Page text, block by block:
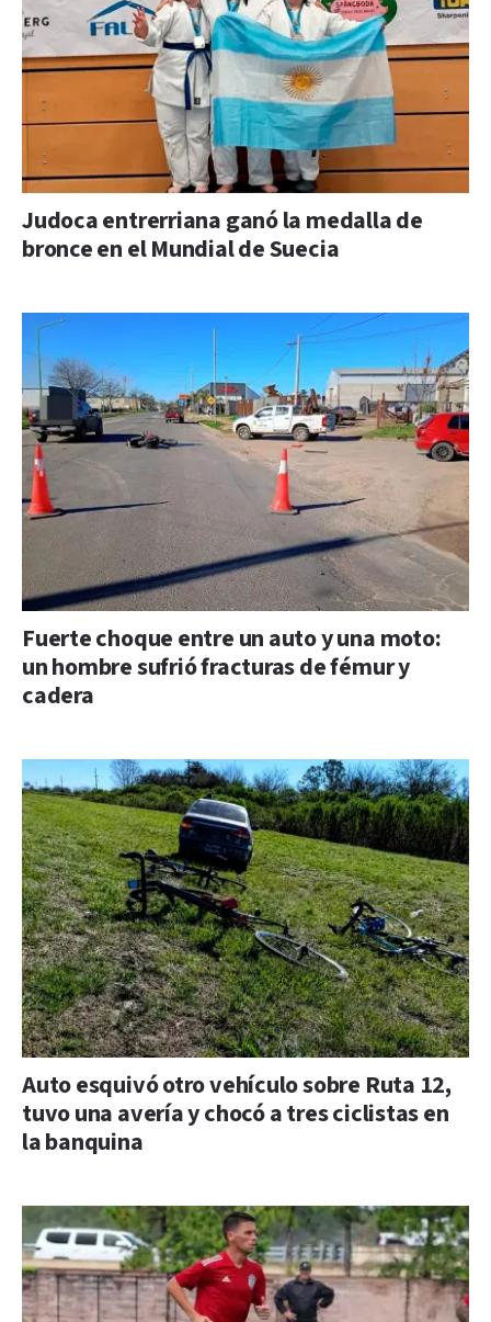
Judoca entrerriana ganó la medalla de
bronce en el Mundial de Suecia
Fuerte choque entre un auto y una moto:
un hombre sufrió fracturas de fémur y
cadera
Auto esquivó otro vehículo sobre Ruta 12,
tuvo una avería y chocó a tres ciclistas en
la banquina